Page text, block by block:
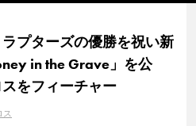
プターズの優勝を祝い新
in the Grave」を公
をフィーチャー
ス